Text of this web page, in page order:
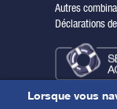
Lorsque vous
Autres
Déclarations